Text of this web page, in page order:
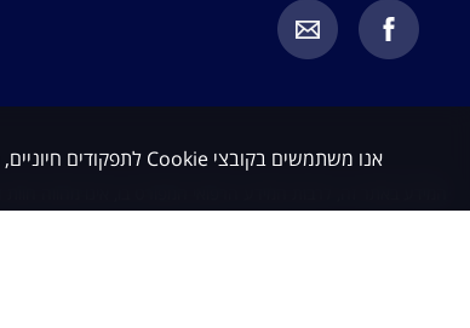
אנו משתמשים בקובצי Cookie לתפקודים חיוניים, ניתוח נתונים ושיווק. באפשרותך לקבל או לדחות קובצי Cookie שאינם חיוניים.
המידע באתר זה, לרבות המידע הרפואי המפורט בו, אינו מהווה
מחייב בדיקת כל מקרה לגופו בהתאם לבעיה הספציפית של כל